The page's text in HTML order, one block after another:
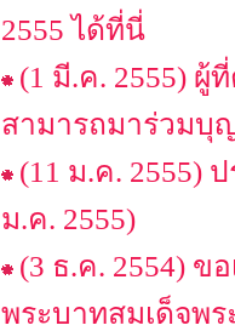
2555 ได้ที่นี่
(1 มี.ค. 2555)
สามารถมาร่วมบุ
(11 ม.ค. 2555)
ม.ค. 2555)
(3 ธ.ค. 2554) ข
พระบาทสมเด็จพร